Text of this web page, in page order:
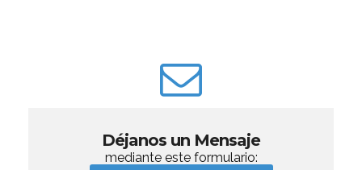
Déjanos un Mensaje
mediante este formulario: